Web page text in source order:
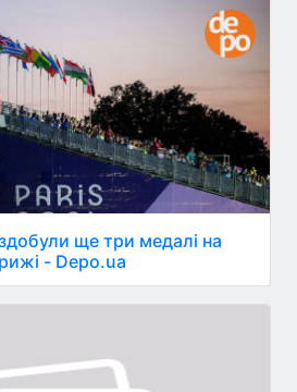
здобули ще три медалі на
- Depo.ua